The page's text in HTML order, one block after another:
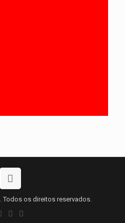
Todos os direitos reservados.